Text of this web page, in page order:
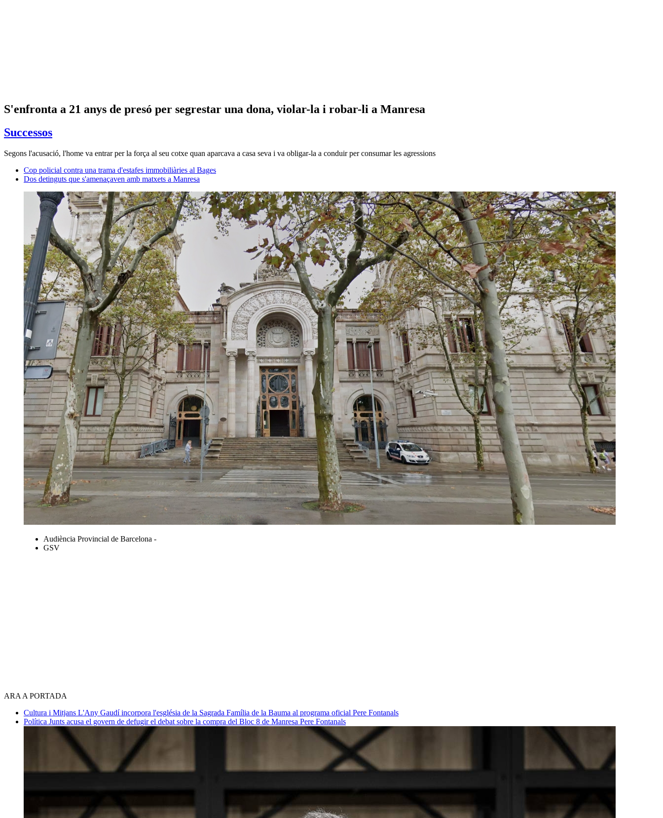
S'enfronta a 21 anys de presó per segrestar una dona, violar-la i robar-li a Manresa
Successos
Segons l'acusació, l'home va entrar per la força al seu cotxe quan aparcava a casa seva i va obligar-la a conduir per consumar les agressions
Cop policial contra una trama d'estafes immobiliàries al Bages
Dos detinguts que s'amenaçaven amb matxets a Manresa
Audiència Provincial de Barcelona -
GSV
ARA A PORTADA
Cultura i Mitjans L'Any Gaudí incorpora l'església de la Sagrada Família de la Bauma al programa oficial Pere Fontanals
Política Junts acusa el govern de defugir el debat sobre la compra del Bloc 8 de Manresa Pere Fontanals